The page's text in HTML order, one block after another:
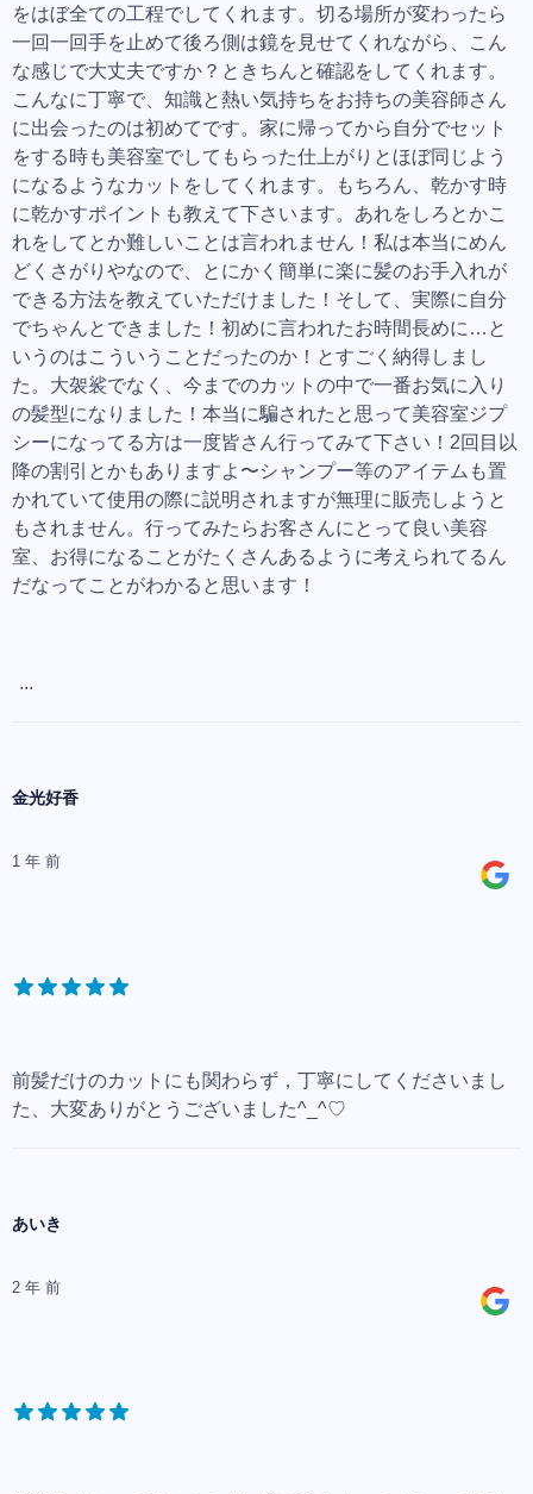
をはぼ全ての工程でしてくれます。切る場所が変わったら
一回一回手を止めて後ろ側は鏡を見せてくれながら、こん
な感じで大丈夫ですか？ときちんと確認をしてくれます。
こんなに丁寧で、知識と熱い気持ちをお持ちの美容師さん
に出会ったのは初めてです。家に帰ってから自分でセット
をする時も美容室でしてもらった仕上がりとほぼ同じよう
になるようなカットをしてくれます。もちろん、乾かす時
に乾かすポイントも教えて下さいます。あれをしろとかこ
れをしてとか難しいことは言われません！私は本当にめん
どくさがりやなので、とにかく簡単に楽に髪のお手入れが
できる方法を教えていただけました！そして、実際に自分
でちゃんとできました！初めに言われたお時間長めに…と
いうのはこういうことだったのか！とすごく納得しまし
た。大袈裟でなく、今までのカットの中で一番お気に入り
の髪型になりました！本当に騙されたと思って美容室ジプ
シーになってる方は一度皆さん行ってみて下さい！2回目以
降の割引とかもありますよ〜シャンプー等のアイテムも置
かれていて使用の際に説明されますが無理に販売しようと
もされません。行ってみたらお客さんにとって良い美容
室、お得になることがたくさんあるように考えられてるん
だなってことがわかると思います！
...
金光好香
1 年 前
前髪だけのカットにも関わらず，丁寧にしてくださいまし
た、大変ありがとうございました^_^♡
あいき
2 年 前